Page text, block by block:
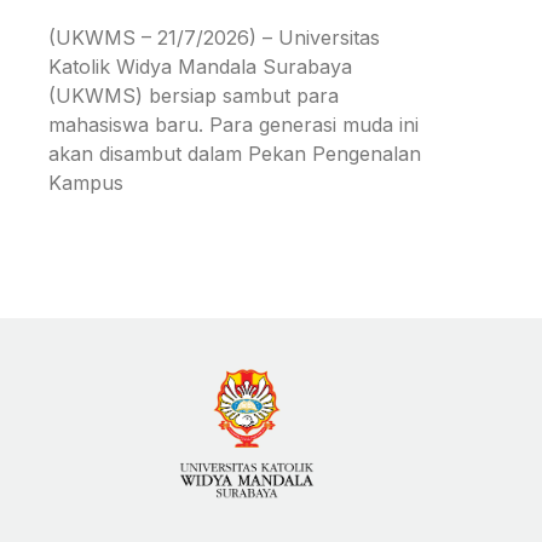
(UKWMS – 21/7/2026) – Universitas
Katolik Widya Mandala Surabaya
(UKWMS) bersiap sambut para
mahasiswa baru. Para generasi muda ini
akan disambut dalam Pekan Pengenalan
Kampus